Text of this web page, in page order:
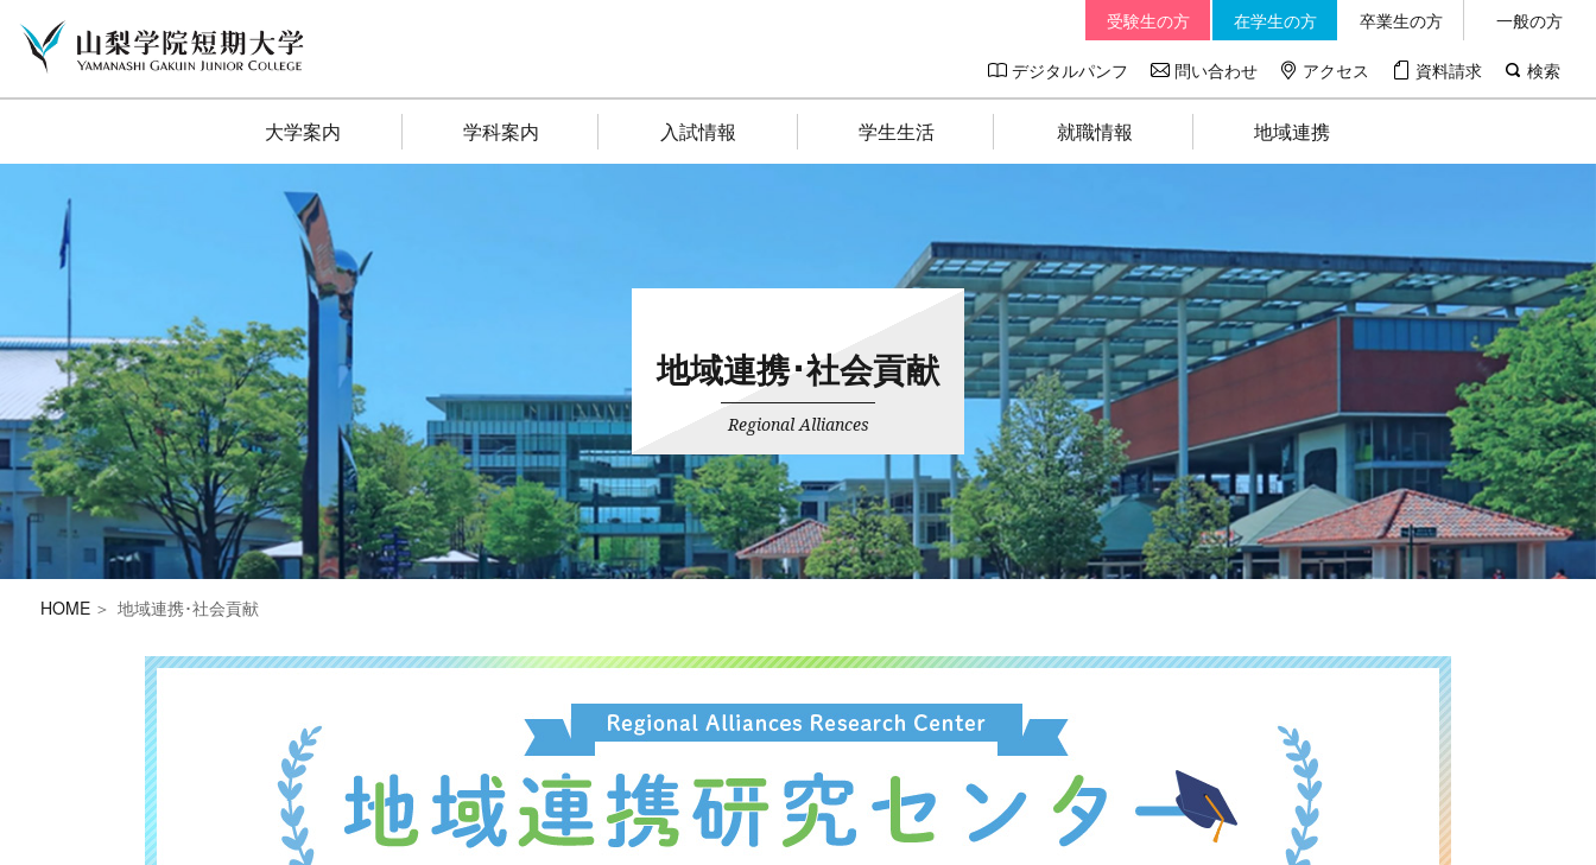
受験生の方 在学生の方 卒業生の方 一般の方
デジタルパンフ 問い合わせ アクセス 資料請求 検索
大学案内 学科案内 入試情報 学生生活 就職情報 地域連携
地域連携･社会貢献
Regional Alliances
HOME 地域連携･社会貢献